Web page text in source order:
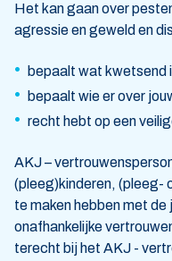
Het kan gaan over
agressie en geweld en
bepaalt wat kwetsend
bepaalt wie er over
recht hebt op een
AKJ –
(pleeg)kinderen, (pleeg-
te maken hebben met
onafhankelijke
terecht bij het AKJ -